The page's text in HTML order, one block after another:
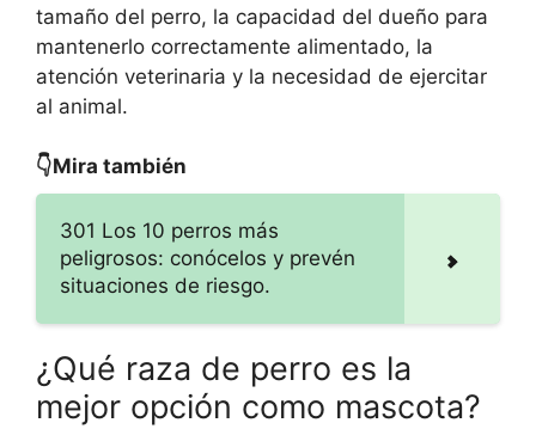
tamaño del perro, la capacidad del dueño para
mantenerlo correctamente alimentado, la
atención veterinaria y la necesidad de ejercitar
al animal.
👇Mira también
301 Los 10 perros más
peligrosos: conócelos y prevén
situaciones de riesgo.
¿Qué raza de perro es la
mejor opción como mascota?